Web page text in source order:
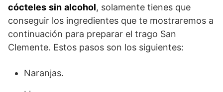
cócteles sin alcohol, solamente tienes que
conseguir los ingredientes que te mostraremos a
continuación para preparar el trago San
Clemente. Estos pasos son los siguientes:
Naranjas.